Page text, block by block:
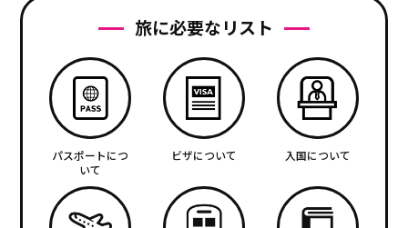
旅に必要なリスト
パスポートにつ
いて
ビザについて 入国について